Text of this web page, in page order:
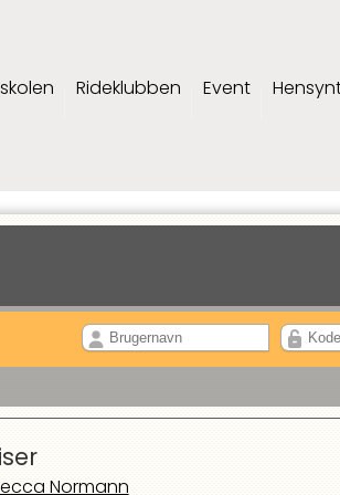
Rideklubben Event
Normann